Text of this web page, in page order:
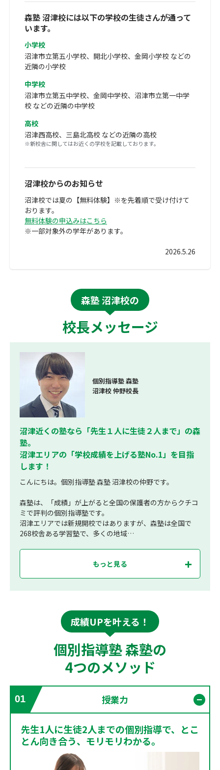
森塾 沼津校には以下の学校の生徒さんが通って
います。
小学校
沼津市立第五小学校、開北小学校、金岡小学校 などの
近隣の小学校
中学校
沼津市立第五中学校、金岡中学校、沼津市立第一中学
校 などの近隣の中学校
高校
沼津西高校、三島北高校 などの近隣の高校
※新校舎に関してはお近くの学校を記載しております。
沼津校からのお知らせ
沼津校では夏の【無料体験】※を先着順で受け付けて
おります。
無料体験の申込みはこちら
※一部対象外の学年があります。
2026.5.26
森塾 沼津校の
校長メッセージ
個別指導塾 森塾
沼津校 仲野校長
沼津近くの塾なら「先生１人に生徒２人まで」の森
塾。
沼津エリアの「学校成績を上げる塾No.1」を目指
します！
こんにちは。個別指導塾 森塾 沼津校の仲野です。
森塾は、「成績」が上がると全国の保護者の方からクチコ
ミで評判の個別指導塾です。
沼津エリアでは新規開校ではありますが、森塾は全国で
268校舎ある学習塾で、多くの地域…
もっと見る
成績UPを叶える！
個別指導塾 森塾の
4つのメソッド
01 授業力
先生1人に生徒2人までの個別指導で、とこ
とん向き合う、モリモリわかる。